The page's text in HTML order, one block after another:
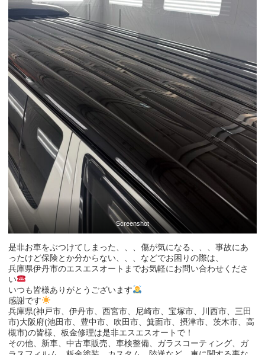
Screenshot
是非お車をぶつけてしまった、、、傷が気になる、、、事故にあ
ったけど保険とか分からない、、、などでお困りの際は、
兵庫県伊丹市のエスエスオートまでお気軽にお問い合わせくださ
い
いつも皆様ありがとうございます
感謝です
兵庫県(神戸市、伊丹市、西宮市、尼崎市、宝塚市、川西市、三田
市)大阪府(池田市、豊中市、吹田市、箕面市、摂津市、茨木市、高
槻市)の皆様、板金修理は是非エスエスオートで！
その他、新車、中古車販売、車検整備、ガラスコーティング、ガ